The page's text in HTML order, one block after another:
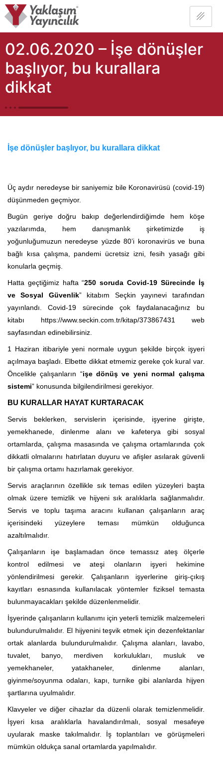
02.06.2020 – İşe dönüşler
başlıyor, bu kurallara
dikkat
İşe dönüşler başlıyor, bu kurallara dikkat
Üç aydır neredeyse bir saniyemiz bile Koronavirüsü (covid-19)
düşünmeden geçmiyor.
Bugün geriye doğru bakıp değerlendirdiğimde hem köşe
yazılarımda, hem danışmanlık şirketimizde iş
yoğunluğumuzun neredeyse yüzde 80’i koronavirüs ve buna
bağlı kısa çalışma, pandemi ücretsiz izni, fesih yasağı gibi
konularla geçmiş.
Hatta geçtiğimiz hafta “250 soruda Covid-19 Sürecinde İş
ve Sosyal Güvenlik” kitabım Seçkin yayınevi tarafından
yayınlandı. Covid-19 sürecinde çok faydalanacağınız bu
kitabı https://www.seckin.com.tr/kitap/373867431
web
sayfasından edinebilirsiniz.
1 Haziran itibariyle yeni normale uygun şekilde birçok işyeri
açılmaya başladı. Elbette dikkat etmemiz gereke çok kural var.
Öncelikle çalışanların “işe dönüş ve yeni normal çalışma
sistemi” konusunda bilgilendirilmesi gerekiyor.
BU KURALLAR HAYAT KURTARACAK
Servis beklerken, servislerin içerisinde, işyerine girişte,
yemekhanede, dinlenme alanı ve kafeterya gibi sosyal
ortamlarda, çalışma masasında ve çalışma ortamlarında çok
dikkatli olmalarını hatırlatan duyuru ve afişler asılarak güvenli
bir çalışma ortamı hazırlamak gerekiyor.
Servis araçlarının özellikle sık temas edilen yüzeyleri başta
olmak üzere temizlik ve hijyeni sık aralıklarla sağlanmalıdır.
Servis ve toplu taşıma aracını kullanan çalışanların araç
içerisindeki yüzeylere teması mümkün olduğunca
azaltılmalıdır.
Çalışanların işe başlamadan önce temassız ateş ölçerle
kontrol edilmesi ve ateşi olanların işyeri hekimine
yönlendirilmesi gerekir. Çalışanların işyerlerine giriş-çıkış
kayıtları esnasında kullanılacak yöntemler fiziksel temasta
bulunmayacakları şekilde düzenlenmelidir.
İşyerinde çalışanların kullanımı için yeterli temizlik malzemeleri
bulundurulmalıdır. El hijyenini teşvik etmek için dezenfektanlar
ortak alanlarda bulundurulmalıdır. Çalışma alanları, lavabo,
tuvalet, banyo, merdiven korkulukları, musluk ve
yemekhaneler, yatakhaneler, dinlenme alanları,
giyinme/soyunma odaları, kapı, turnike gibi alanlarda hijyen
şartlarına uyulmalıdır.
Klavyeler ve diğer cihazlar da düzenli olarak temizlenmelidir.
İşyeri kısa aralıklarla havalandırılmalı, sosyal mesafeye
uyularak maske takılmalıdır. İş toplantıları ve görüşmeleri
mümkün oldukça sanal ortamlarda yapılmalıdır.